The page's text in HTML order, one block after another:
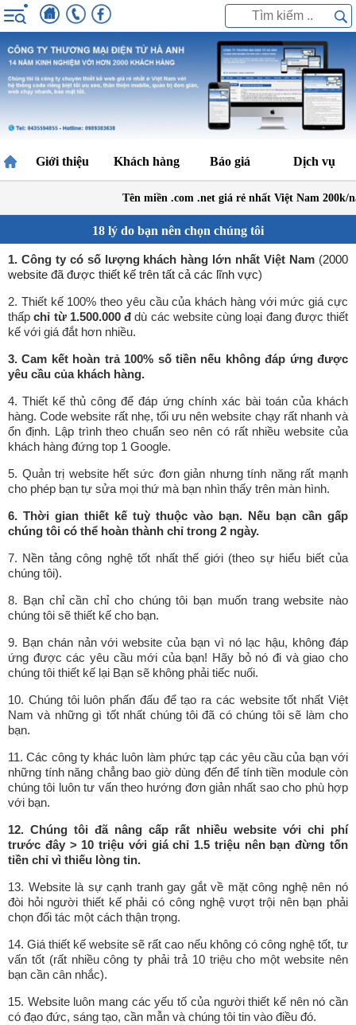
Giới thiệu Khách hàng Báo giá Dịch vụ
Tên miền .com .net giá rẻ nhất Việt Nam 200k/năm
18 lý do bạn nên chọn chúng tôi
1. Công ty có số lượng khách hàng lớn nhất Việt Nam (2000
website đã được thiết kế trên tất cả các lĩnh vực)
2. Thiết kế 100% theo yêu cầu của khách hàng với mức giá cực
thấpchỉ từ 1.500.000 đ dù các website cùng loại đang được thiết
kế với giá đắt hơn nhiều.
3. Cam kết hoàn trả 100% số tiền nếu không đáp ứng được
yêu cầu của khách hàng.
4. Thiết kế thủ công để đáp ứng chính xác bài toán của khách
hàng. Code website rất nhẹ, tối ưu nên website chạy rất nhanh và
ổn định. Lập trình theo chuẩn seo nên có rất nhiều website của
khách hàng đứng top 1 Google.
5. Quản trị website hết sức đơn giản nhưng tính năng rất mạnh
cho phép bạn tự sửa mọi thứ mà bạn nhìn thấy trên màn hình.
6. Thời gian thiết kế tuỳ thuộc vào bạn. Nếu bạn cần gấp
chúng tôi có thể hoàn thành chỉ trong 2 ngày.
7. Nền tảng công nghệ tốt nhất thế giới (theo sự hiểu biết của
chúng tôi).
8. Bạn chỉ cần chỉ cho chúng tôi bạn muốn trang website nào
chúng tôi sẽ thiết kế cho bạn.
9. Bạn chán nản với website của bạn vì nó lạc hậu, không đáp
ứng được các yêu cầu mới của bạn! Hãy bỏ nó đi và giao cho
chúng tôi thiết kế lại Bạn sẽ không phải tiếc nuối.
10. Chúng tôi luôn phấn đấu để tạo ra các website tốt nhất Việt
Nam và những gì tốt nhất chúng tôi đã có chúng tôi sẽ làm cho
bạn.
11. Các công ty khác luôn làm phức tạp các yêu cầu của bạn với
những tính năng chẳng bao giờ dùng đến để tính tiền module còn
chúng tôi luôn tư vấn theo hướng đơn giản nhất sao cho phù hợp
với bạn.
12. Chúng tôi đã nâng cấp rất nhiều website với chi phí
trước đây > 10 triệu với giá chỉ 1.5 triệu nên bạn đừng tốn
tiền chỉ vì thiếu lòng tin.
13. Website là sự cạnh tranh gay gắt về mặt công nghệ nên nó
đòi hỏi người thiết kế phải có công nghệ vượt trội nên bạn phải
chọn đối tác một cách thận trọng.
14. Giá thiết kế website sẽ rất cao nếu không có công nghệ tốt, tư
vấn tốt (rất nhiều công ty phải trả 10 triệu cho một website nên
bạn cần cân nhắc).
15. Website luôn mang các yếu tố của người thiết kế nên nó cần
có đạo đức, sáng tạo, cần mẫn và chúng tôi tin vào điều đó.